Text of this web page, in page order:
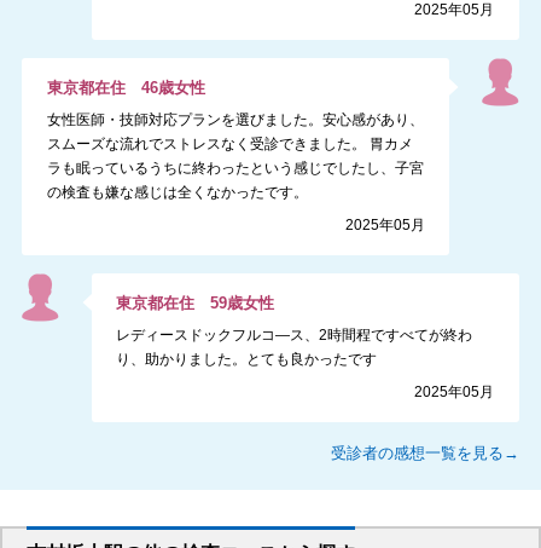
2025年05月
東京都在住 46歳女性
女性医師・技師対応プランを選びました。安心感があり、
スムーズな流れでストレスなく受診できました。 胃カメ
ラも眠っているうちに終わったという感じでしたし、子宮
の検査も嫌な感じは全くなかったです。
2025年05月
東京都在住59歳女性
レディースドックフルコ―ス、2時間程ですべてが終わ
り、助かりました。とても良かったです
2025年05月
受診者の感想一覧を見る→